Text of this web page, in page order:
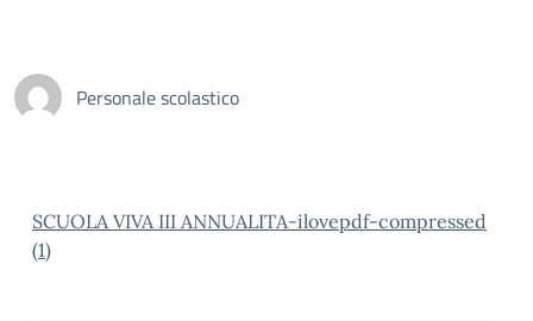
Personale scolastico
SCUOLA VIVA III ANNUALITA-ilovepdf-compressed
(1)